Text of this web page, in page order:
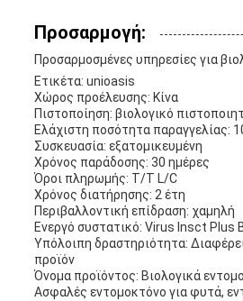
Προσαρμογή:
Προσαρμοσμένες υπηρεσίες για
Ετικέτα: unioasis
Χώρος προέλευσης: Κίνα
Πιστοποίηση: βιολογικό
Ελάχιστη ποσότητα παραγγελίας:
Συσκευασία: εξατομικευμένη
Χρόνος παράδοσης: 30 ημέρες
Όροι πληρωμής: T/T L/C
Χρόνος διατήρησης: 2 έτη
Περιβαλλοντική επίδραση: χαμηλή
Ενεργό συστατικό: Virus Insct
Υπόλοιπη δραστηριότητα:
προϊόν
Όνομα προϊόντος: Βιολογικά
Ασφαλές εντομοκτόνο για φυτά,